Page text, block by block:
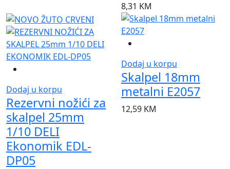
8,31 KM
Dodaj u korpu
Rezervni nožići za
skalpel 25mm
1/10 DELI
Ekonomik EDL-
DP05
Dodaj u korpu
Skalpel 18mm
metalni E2057
12,59 KM